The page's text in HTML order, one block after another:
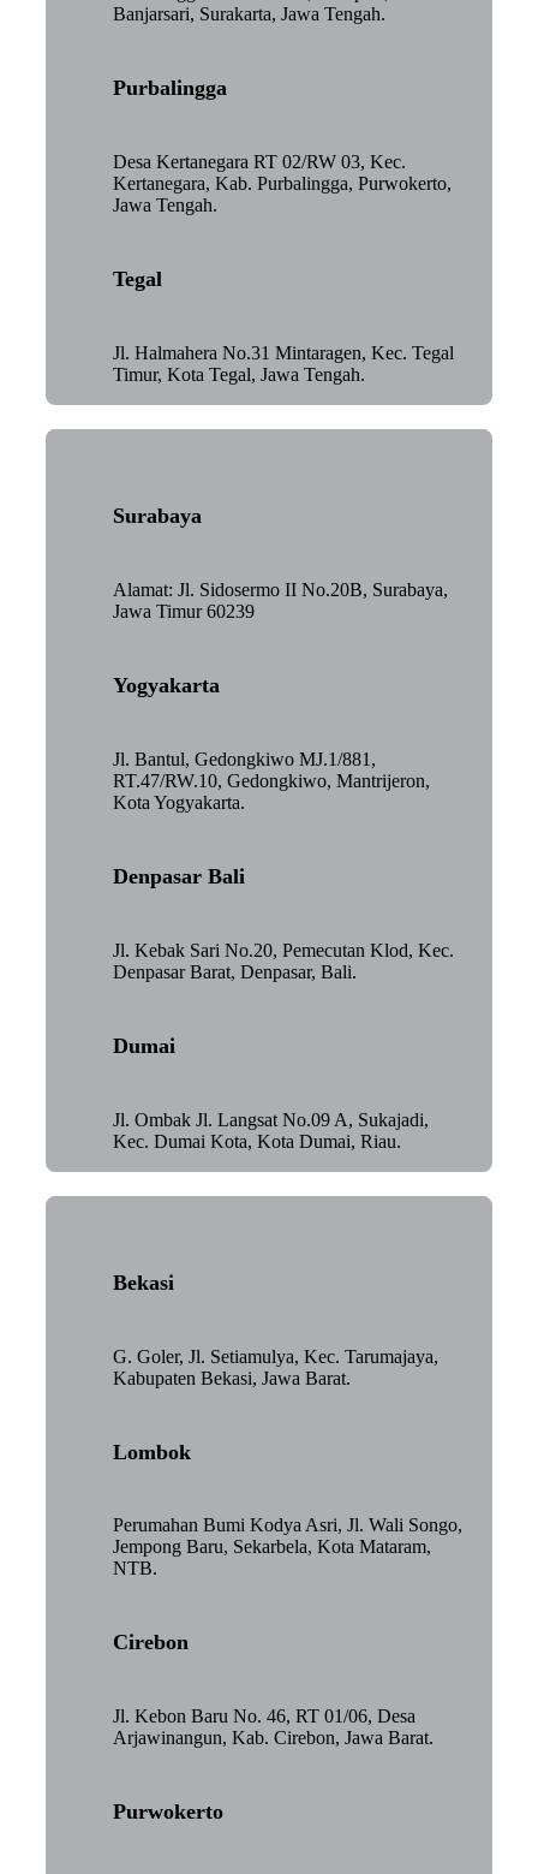
Banjarsari, Surakarta, Jawa Tengah.
Purbalingga
Desa Kertanegara RT 02/RW 03, Kec.
Kertanegara, Kab. Purbalingga, Purwokerto,
Jawa Tengah.
Tegal
Jl. Halmahera No.31 Mintaragen, Kec. Tegal
Timur, Kota Tegal, Jawa Tengah.
Surabaya
Alamat: Jl. Sidosermo II No.20B, Surabaya,
Jawa Timur 60239
Yogyakarta
Jl. Bantul, Gedongkiwo MJ.1/881,
RT.47/RW.10, Gedongkiwo, Mantrijeron,
Kota Yogyakarta.
Denpasar Bali
Jl. Kebak Sari No.20, Pemecutan Klod, Kec.
Denpasar Barat, Denpasar, Bali.
Dumai
Jl. Ombak Jl. Langsat No.09 A, Sukajadi,
Kec. Dumai Kota, Kota Dumai, Riau.
Bekasi
G. Goler, Jl. Setiamulya, Kec. Tarumajaya,
Kabupaten Bekasi, Jawa Barat.
Lombok
Perumahan Bumi Kodya Asri, Jl. Wali Songo,
Jempong Baru, Sekarbela, Kota Mataram,
NTB.
Cirebon
Jl. Kebon Baru No. 46, RT 01/06, Desa
Arjawinangun, Kab. Cirebon, Jawa Barat.
Purwokerto